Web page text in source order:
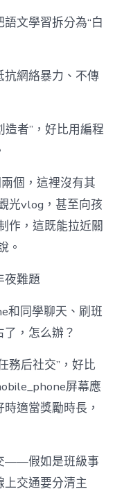
文學習拆分為“白
網絡暴力、不傳
造者”，好比用編程
個，這裡沒有其
光vlog，甚至向孩
作，這既能拉近關
。
夜難題
和同學聊天、刷班
，怎么辦？
務后社交”，好比
屏幕應
適當獎勵時長，
——假如是班級事
交通要分清主